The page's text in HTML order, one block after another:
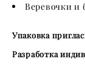
Веревочки и
Упаковка
Разработка